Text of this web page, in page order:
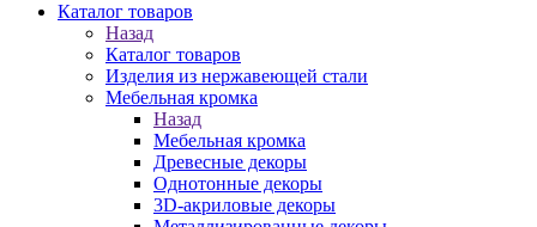
Каталог товаров
Назад
Каталог товаров
Изделия из нержавеющей стали
Мебельная кромка
Назад
Мебельная кромка
Древесные декоры
Однотонные декоры
3D-акриловые декоры